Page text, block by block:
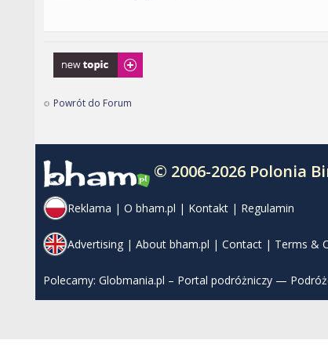
Napisz wątek
Powrót do Forum
© 2006-2026 Polonia
Reklama | O bham.pl | Kontakt | Regulamin
Advertising | About bham.pl | Contact | Terms &
Polecamy: Globmania.pl – Portal podróżniczy —